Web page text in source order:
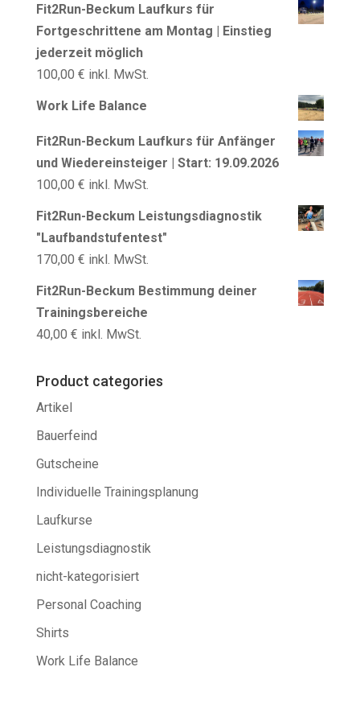
Fit2Run-Beckum Laufkurs für
Fortgeschrittene am Montag | Einstieg
jederzeit möglich
100,00 € inkl. MwSt.
Work Life Balance
Fit2Run-Beckum Laufkurs für Anfänger
und Wiedereinsteiger | Start: 19.09.2026
100,00 € inkl. MwSt.
Fit2Run-Beckum Leistungsdiagnostik
"Laufbandstufentest"
170,00 € inkl. MwSt.
Fit2Run-Beckum Bestimmung deiner
Trainingsbereiche
40,00 € inkl. MwSt.
Product categories
Artikel
Bauerfeind
Gutscheine
Individuelle Trainingsplanung
Laufkurse
Leistungsdiagnostik
nicht-kategorisiert
Personal Coaching
Shirts
Work Life Balance